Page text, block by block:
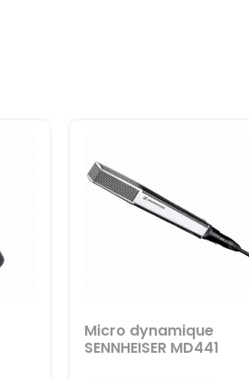
Micro dynamique
SENNHEISER MD441